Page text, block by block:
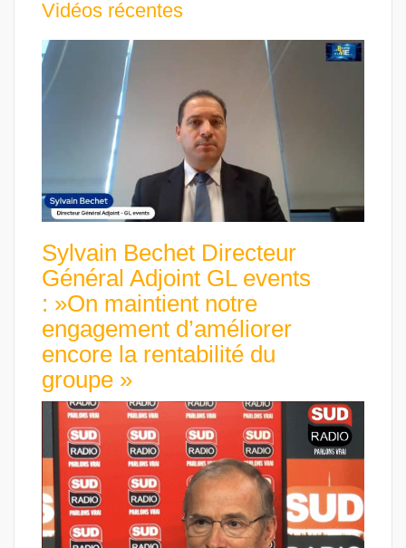
Vidéos récentes
Sylvain Bechet Directeur
Général Adjoint GL events
: »On maintient notre
engagement d’améliorer
encore la rentabilité du
groupe »